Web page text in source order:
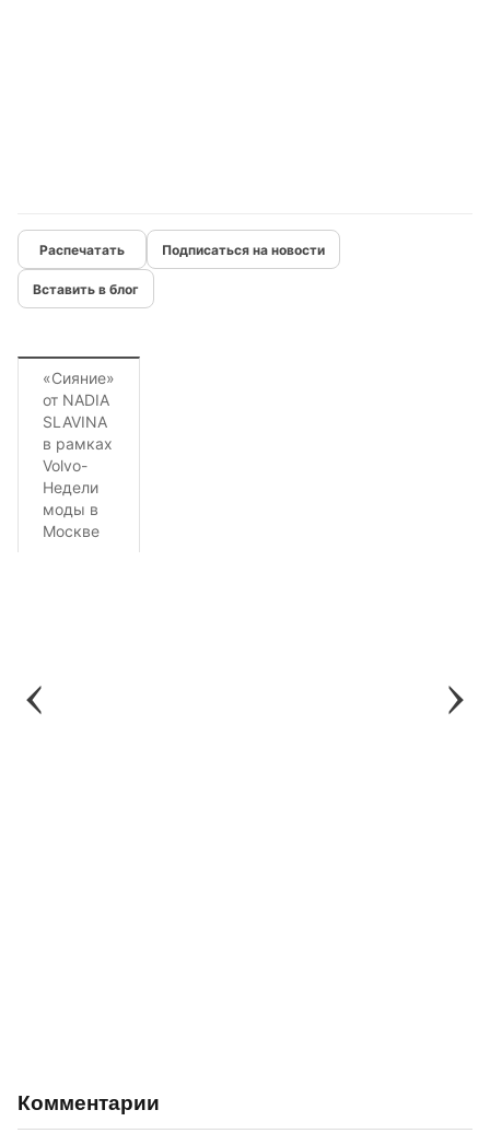
Подписаться на новости
Вставить в блог
«Сияние»
от NADIA
SLAVINA
в рамках
Volvo-
Недели
моды в
Москве
Комментарии